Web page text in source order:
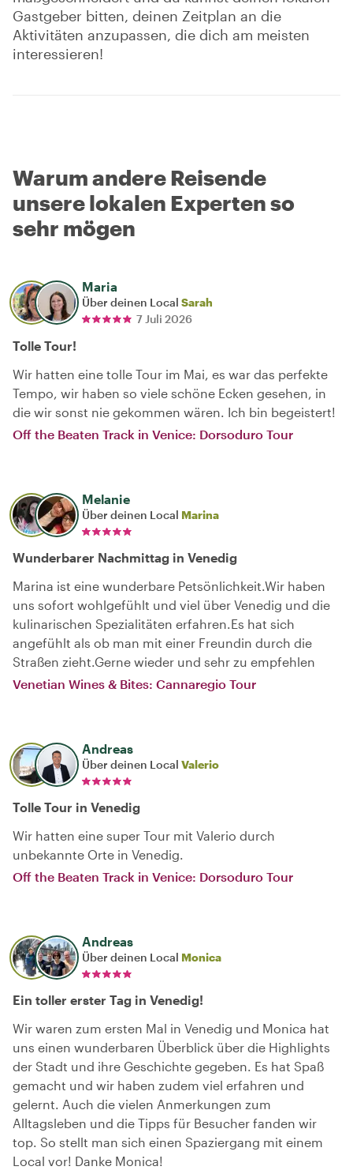
Gastgeber bitten, deinen Zeitplan an die
Aktivitäten anzupassen, die dich am meisten
interessieren!
Warum andere Reisende
unsere lokalen Experten so
sehr mögen
Maria
Über deinen Local Sarah
7 Juli 2026
Tolle Tour!
Wir hatten eine tolle Tour im Mai, es war das perfekte
Tempo, wir haben so viele schöne Ecken gesehen, in
die wir sonst nie gekommen wären. Ich bin begeistert!
Off the Beaten Track in Venice: Dorsoduro Tour
Melanie
Über deinen Local Marina
Wunderbarer Nachmittag in Venedig
Marina ist eine wunderbare Petsönlichkeit.Wir haben
uns sofort wohlgefühlt und viel über Venedig und die
kulinarischen Spezialitäten erfahren.Es hat sich
angefühlt als ob man mit einer Freundin durch die
Straßen zieht.Gerne wieder und sehr zu empfehlen
Venetian Wines & Bites: Cannaregio Tour
Andreas
Über deinen Local Valerio
Tolle Tour in Venedig
Wir hatten eine super Tour mit Valerio durch
unbekannte Orte in Venedig.
Off the Beaten Track in Venice: Dorsoduro Tour
Andreas
Über deinen Local Monica
Ein toller erster Tag in Venedig!
Wir waren zum ersten Mal in Venedig und Monica hat
uns einen wunderbaren Überblick über die Highlights
der Stadt und ihre Geschichte gegeben. Es hat Spaß
gemacht und wir haben zudem viel erfahren und
gelernt. Auch die vielen Anmerkungen zum
Alltagsleben und die Tipps für Besucher fanden wir
top. So stellt man sich einen Spaziergang mit einem
Local vor! Danke Monica!